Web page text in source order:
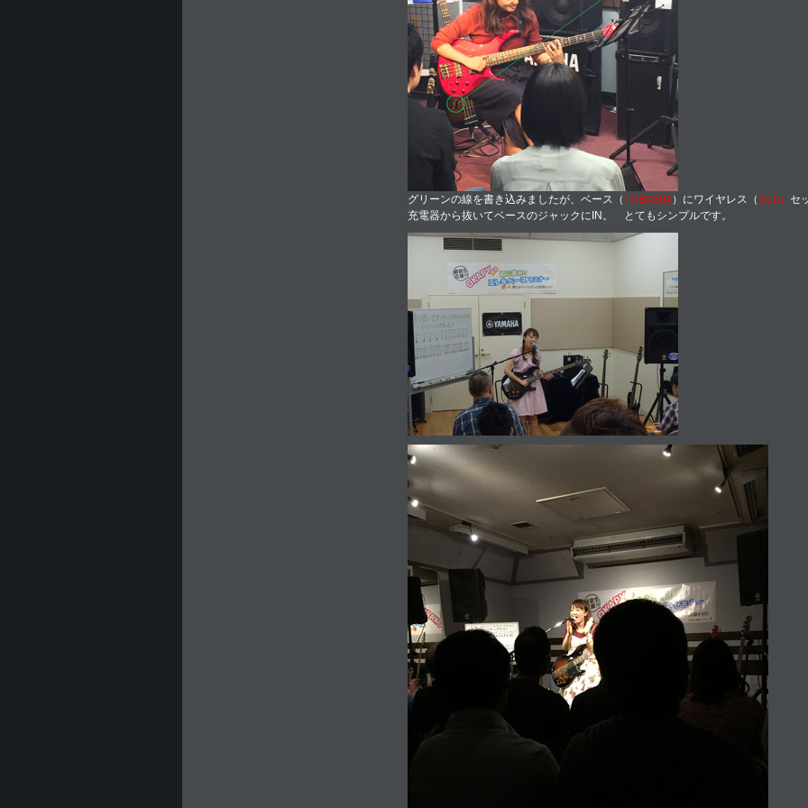
グリーンの線を書き込みましたが、ベース（TRBX304）にワイヤレス（G10） セ
充電器から抜いてベースのジャックにIN。 とてもシンプルです。